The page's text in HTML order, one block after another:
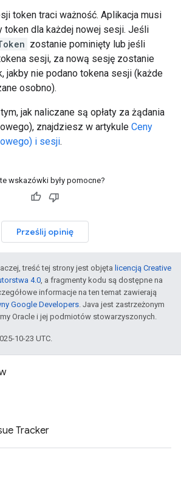
token traci ważność. Aplikacja musi
token dla każdej nowej sesji. Jeśli
zostanie pominięty lub jeśli
sesji, za nową sesję zostanie
jakby nie podano tokena sesji (każde
osobno).
jak naliczane są opłaty za żądania
znajdziesz w artykule Ceny
i sesji.
wskazówki były pomocne?
Prześlij opinię
treść tej strony jest objęta licencją Creative
4.0, a fragmenty kodu są dostępne na
informacje na ten temat zawierają
Google Developers. Java jest zastrzeżonym
Oracle i jej podmiotów stowarzyszonych.
10-23 UTC.
Tracker